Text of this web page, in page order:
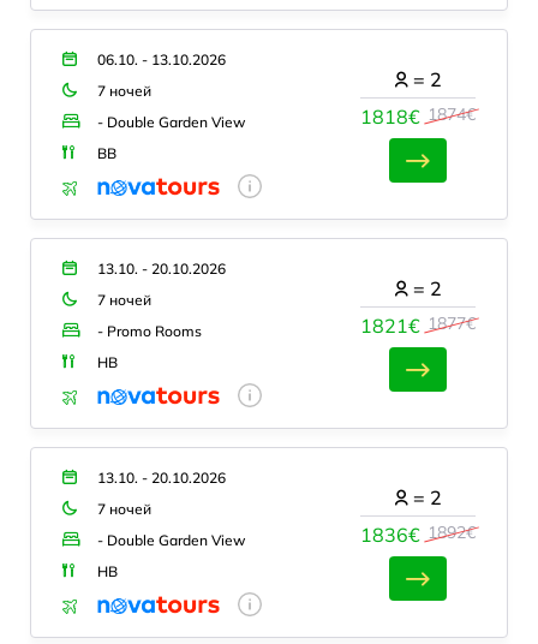
06.10. - 13.10.2026
7 ночей
- Double Garden View
BB
1818€ 1874€
= 2
13.10. - 20.10.2026
7 ночей
- Promo Rooms
HB
1821€ 1877€
= 2
13.10. - 20.10.2026
7 ночей
- Double Garden View
HB
1836€ 1892€
= 2